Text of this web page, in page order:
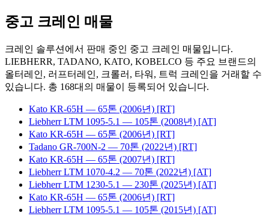
중고 크레인 매물
크레인 솔루션에서 판매 중인 중고 크레인 매물입니다.
LIEBHERR, TADANO, KATO, KOBELCO 등 주요 브랜드의
올터레인, 러프터레인, 크롤러, 타워, 트럭 크레인을 거래할 수
있습니다. 총 168대의 매물이 등록되어 있습니다.
Kato KR-65H — 65톤 (2006년) [RT]
Liebherr LTM 1095-5.1 — 105톤 (2008년) [AT]
Kato KR-65H — 65톤 (2006년) [RT]
Tadano GR-700N-2 — 70톤 (2022년) [RT]
Kato KR-65H — 65톤 (2007년) [RT]
Liebherr LTM 1070-4.2 — 70톤 (2022년) [AT]
Liebherr LTM 1230-5.1 — 230톤 (2025년) [AT]
Kato KR-65H — 65톤 (2006년) [RT]
Liebherr LTM 1095-5.1 — 105톤 (2015년) [AT]